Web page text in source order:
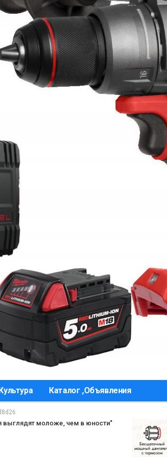
Каталог ,Объявления
выглядят моложе, чем в юности"